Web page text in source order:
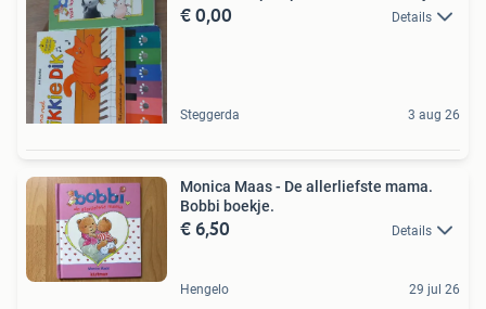
€ 0,00 Details
Steggerda 3 aug 26
Monica Maas - De allerliefste mama.
Bobbi boekje.
€ 6,50 Details
Hengelo 29 jul 26